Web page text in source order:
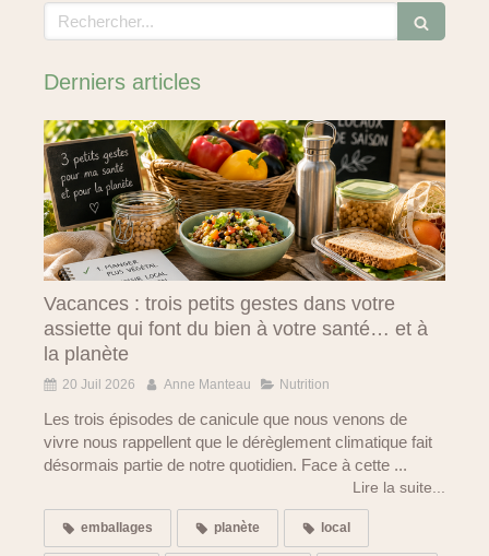
Rechercher
Derniers articles
Vacances : trois petits gestes dans votre
assiette qui font du bien à votre santé… et à
la planète
20 Juil 2026 Anne Manteau Nutrition
Les trois épisodes de canicule que nous venons de
vivre nous rappellent que le dérèglement climatique fait
désormais partie de notre quotidien. Face à cette ...
Lire la suite...
emballages planète local